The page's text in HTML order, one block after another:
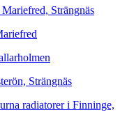
Strängnäs
Strängnäs
radiatorer i Finninge,